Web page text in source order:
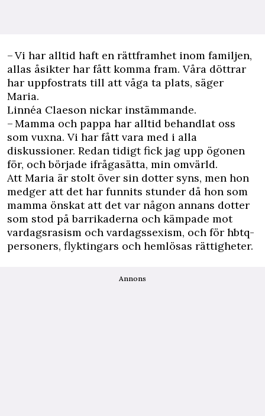
– Vi har alltid haft en rättframhet inom familjen,
allas åsikter har fått komma fram. Våra döttrar
har uppfostrats till att våga ta plats, säger
Maria.
Linnéa Claeson nickar instämmande.
– Mamma och pappa har alltid behandlat oss
som vuxna. Vi har fått vara med i alla
diskussioner. Redan tidigt fick jag upp ögonen
för, och började ifrågasätta, min omvärld.
Att Maria är stolt över sin dotter syns, men hon
medger att det har funnits stunder då hon som
mamma önskat att det var någon annans dotter
som stod på barrikaderna och kämpade mot
vardagsrasism och vardagssexism, och för hbtq-
personers, flyktingars och hemlösas rättigheter.
Annons